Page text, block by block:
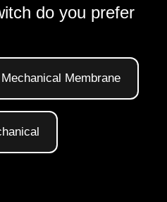
do you prefer
Mechanical Membrane